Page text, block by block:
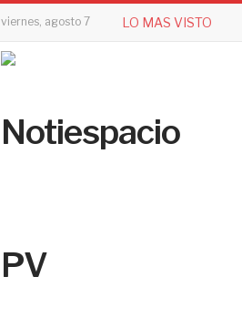
viernes, agosto 7 LO MAS VISTO